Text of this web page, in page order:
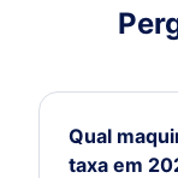
Qual
taxa em